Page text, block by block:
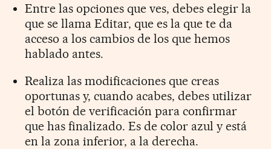
Entre las opciones que ves, debes elegir la
que se llama Editar, que es la que te da
acceso a los cambios de los que hemos
hablado antes.
Realiza las modificaciones que creas
oportunas y, cuando acabes, debes utilizar
el botón de verificación para confirmar
que has finalizado. Es de color azul y está
en la zona inferior, a la derecha.